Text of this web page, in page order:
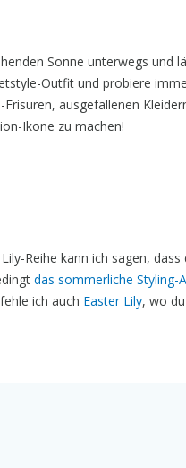
Sonne unterwegs und
Outfit und probiere
ausgefallenen
Ikone zu machen!
Reihe kann ich sagen,
das sommerliche Styling-
ich auch Easter Lily, wo